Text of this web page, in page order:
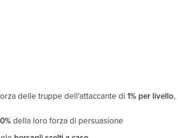
delle truppe dell'attaccante di1% per livello,
della loro forza di persuasione